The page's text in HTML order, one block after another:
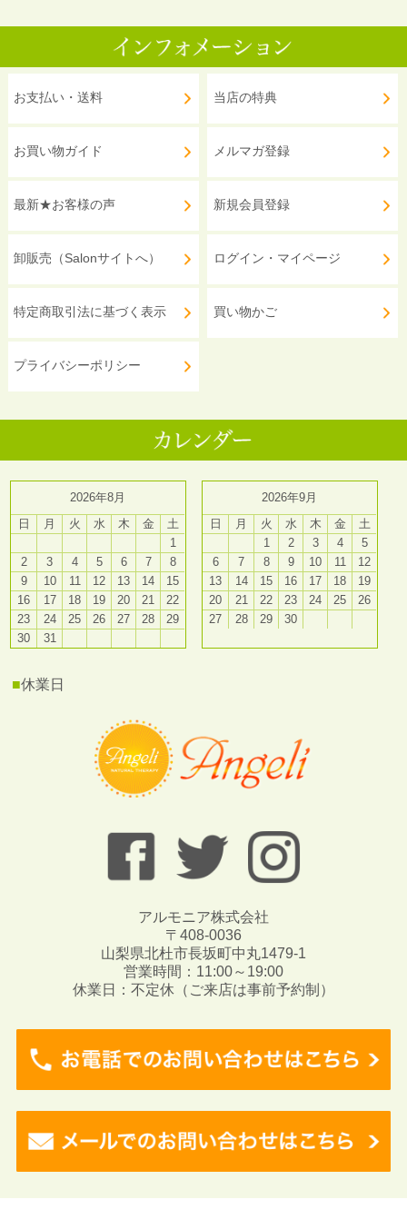
お支払い・送料
お買い物ガイド
最新★お客様の声
卸販売（Salonサイトへ）
特定商取引法に基づく表示
プライバシーポリシー
当店の特典
メルマガ登録
新規会員登録
ログイン・マイページ
買い物かご
2026年8月
日
月 火 水 木 金
土
1
2
3 4 5 6 7
8
9
10 11 12 13 14
15
16
17 18 19 20 21
22
23
24 25 26 27 28
29
30
31
2026年9月
日
月 火 水 木 金
土
1
2 3 4
5
6
7 8 9 10 11
12
13
14 15 16 17 18
19
20
21 22 23 24 25
26
27
28 29 30
■休業日
アルモニア株式会社
〒408-0036
山梨県北杜市長坂町中丸1479-1
営業時間：11:00～19:00
休業日：不定休（ご来店は事前予約制）